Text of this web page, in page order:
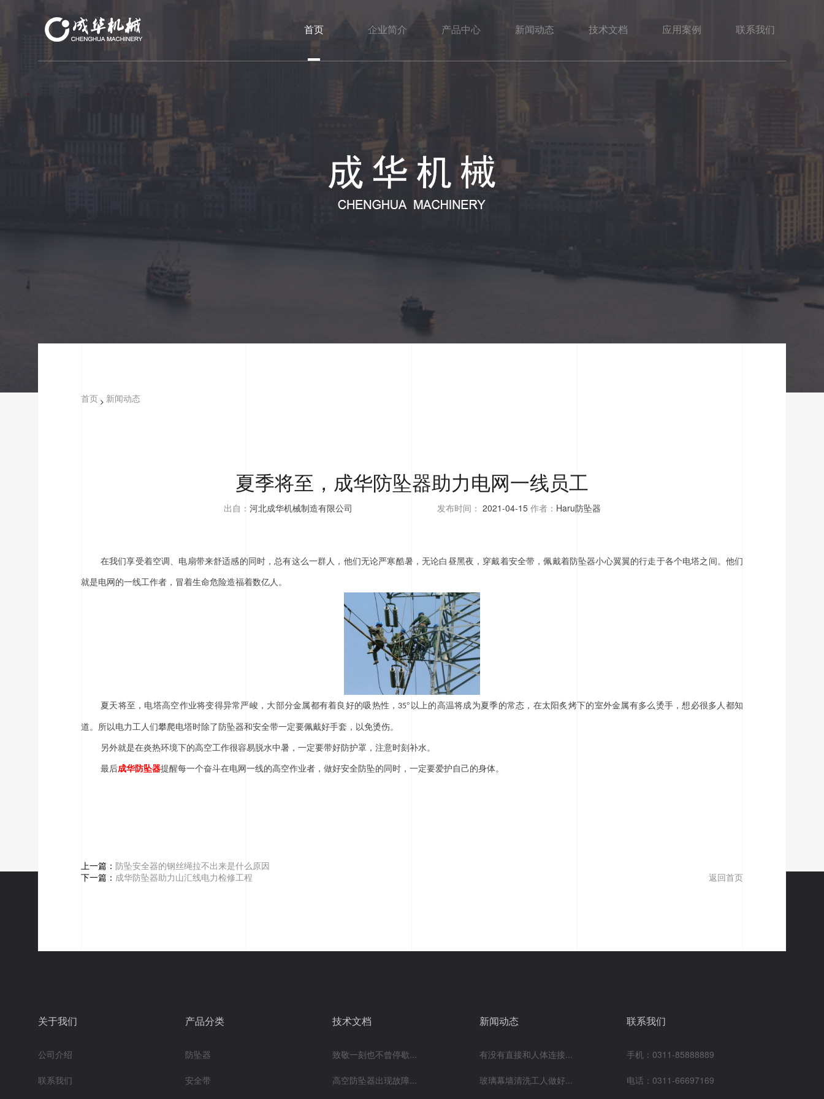
首页 企业简介 产品中心 新闻动态 技术文档 应用案例 联系我们
首页 > 新闻动态
夏季将至，成华防坠器助力电网一线员工
出自： 河北成华机械制造有限公司 发布时间： 2021-04-15 作者： Haru防坠器
在我们享受着空调、电扇带来舒适感的同时，总有这么一群人，他们无论严寒酷暑，无论白昼黑夜，穿戴着安全带，佩戴着防坠器小心翼翼的行走于各个电塔之间。他们
就是电网的一线工作者，冒着生命危险造福着数亿人。
夏天将至，电塔高空作业将变得异常严峻，大部分金属都有着良好的吸热性， 35°以上的高温将成为夏季的常态，在太阳炙烤下的室外金属有多么烫手，想必很多人都知
道。所以电力工人们攀爬电塔时除了防坠器和安全带一定要佩戴好手套，以免烫伤。
另外就是在炎热环境下的高空工作很容易脱水中暑，一定要带好防护罩，注意时刻补水。
最后成华防坠器提醒每一个奋斗在电网一线的高空作业者，做好安全防坠的同时，一定要爱护自己的身体。
上一篇： 防坠安全器的钢丝绳拉不出来是什么原因
下一篇： 成华防坠器助力山汇线电力检修工程 返回首页
关于我们
公司介绍
联系我们
产品分类
防坠器
安全带
技术文档
致敬一刻也不曾停歇...
高空防坠器出现故障...
新闻动态
有没有直接和人体连接...
玻璃幕墙清洗工人做好...
联系我们
手机：0311-85888889
电话：0311-66697169